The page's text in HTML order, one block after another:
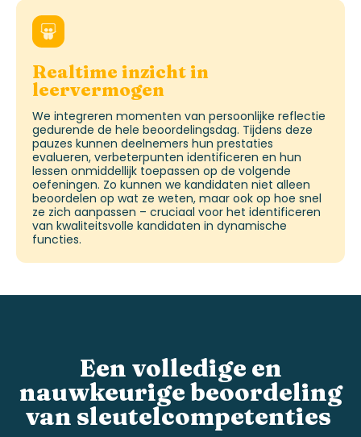
Realtime inzicht in
leervermogen
We integreren momenten van persoonlijke reflectie
gedurende de hele beoordelingsdag. Tijdens deze
pauzes kunnen deelnemers hun prestaties
evalueren, verbeterpunten identificeren en hun
lessen onmiddellijk toepassen op de volgende
oefeningen. Zo kunnen we kandidaten niet alleen
beoordelen op wat ze weten, maar ook op hoe snel
ze zich aanpassen – cruciaal voor het identificeren
van kwaliteitsvolle kandidaten in dynamische
functies.
Een volledige en
nauwkeurige beoordeling
van sleutelcompetenties